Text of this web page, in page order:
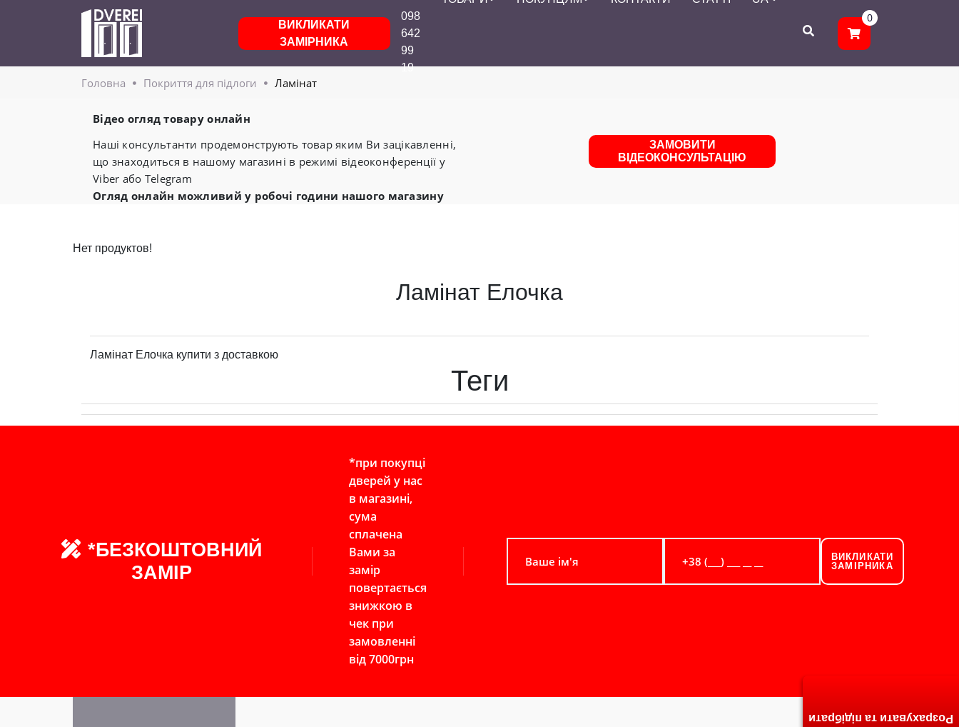
ВИКЛИКАТИ
ЗАМІРНИКА
098
642
99
19
0
Головнa Покриття для підлоги Ламінат
Відео огляд товару онлайн
Наші консультанти продемонструють товар яким Ви зацікавленні,
що знаходиться в нашому магазині в режимі відеоконференції у
Viber або Telegram
Огляд онлайн можливий у робочі години нашого магазину
ЗАМОВИТИ
ВІДЕОКОНСУЛЬТАЦІЮ
Нет продуктов!
Ламінат Eлочка
Ламінат Eлочка купити з доставкою
Теги
*БЕЗКОШТОВНИЙ
ЗАМІР
*при покупці
дверей у нас
в магазині,
сума
сплачена
Вами за
замір
повертається
знижкою в
чек при
замовленні
від 7000грн
ВИКЛИКАТИ
ЗАМІРНИКА
Розрахувати та підібрати